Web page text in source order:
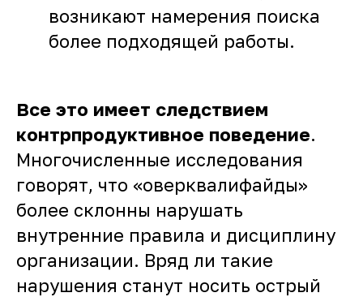
возникают намерения поиска
более подходящей работы.
Все это имеет следствием
контрпродуктивное поведение.
Многочисленные исследования
говорят, что «оверквалифайды»
более склонны нарушать
внутренние правила и дисциплину
организации. Вряд ли такие
нарушения станут носить острый